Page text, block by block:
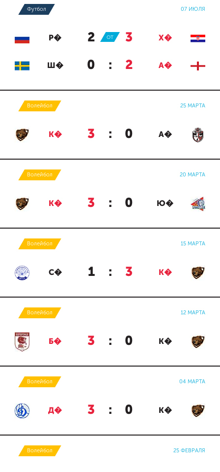
Футбол 07 ИЮЛЯ
Р� 2 : 3 Х�
ОТ
Ш� 0 : 2 А�
Волейбол 25 МАРТА
К� 3 : 0 А�
Волейбол 20 МАРТА
К� 3 : 0 Ю�
Волейбол 15 МАРТА
С� 1 : 3 К�
Волейбол 12 МАРТА
Б� 3 : 0 К�
Волейбол 04 МАРТА
Д� 3 : 0 К�
Волейбол 25 ФЕВРАЛЯ